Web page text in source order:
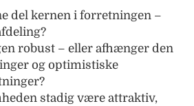
del kernen i forretningen –
robust – eller afhænger den
og optimistiske
stadig være attraktiv,